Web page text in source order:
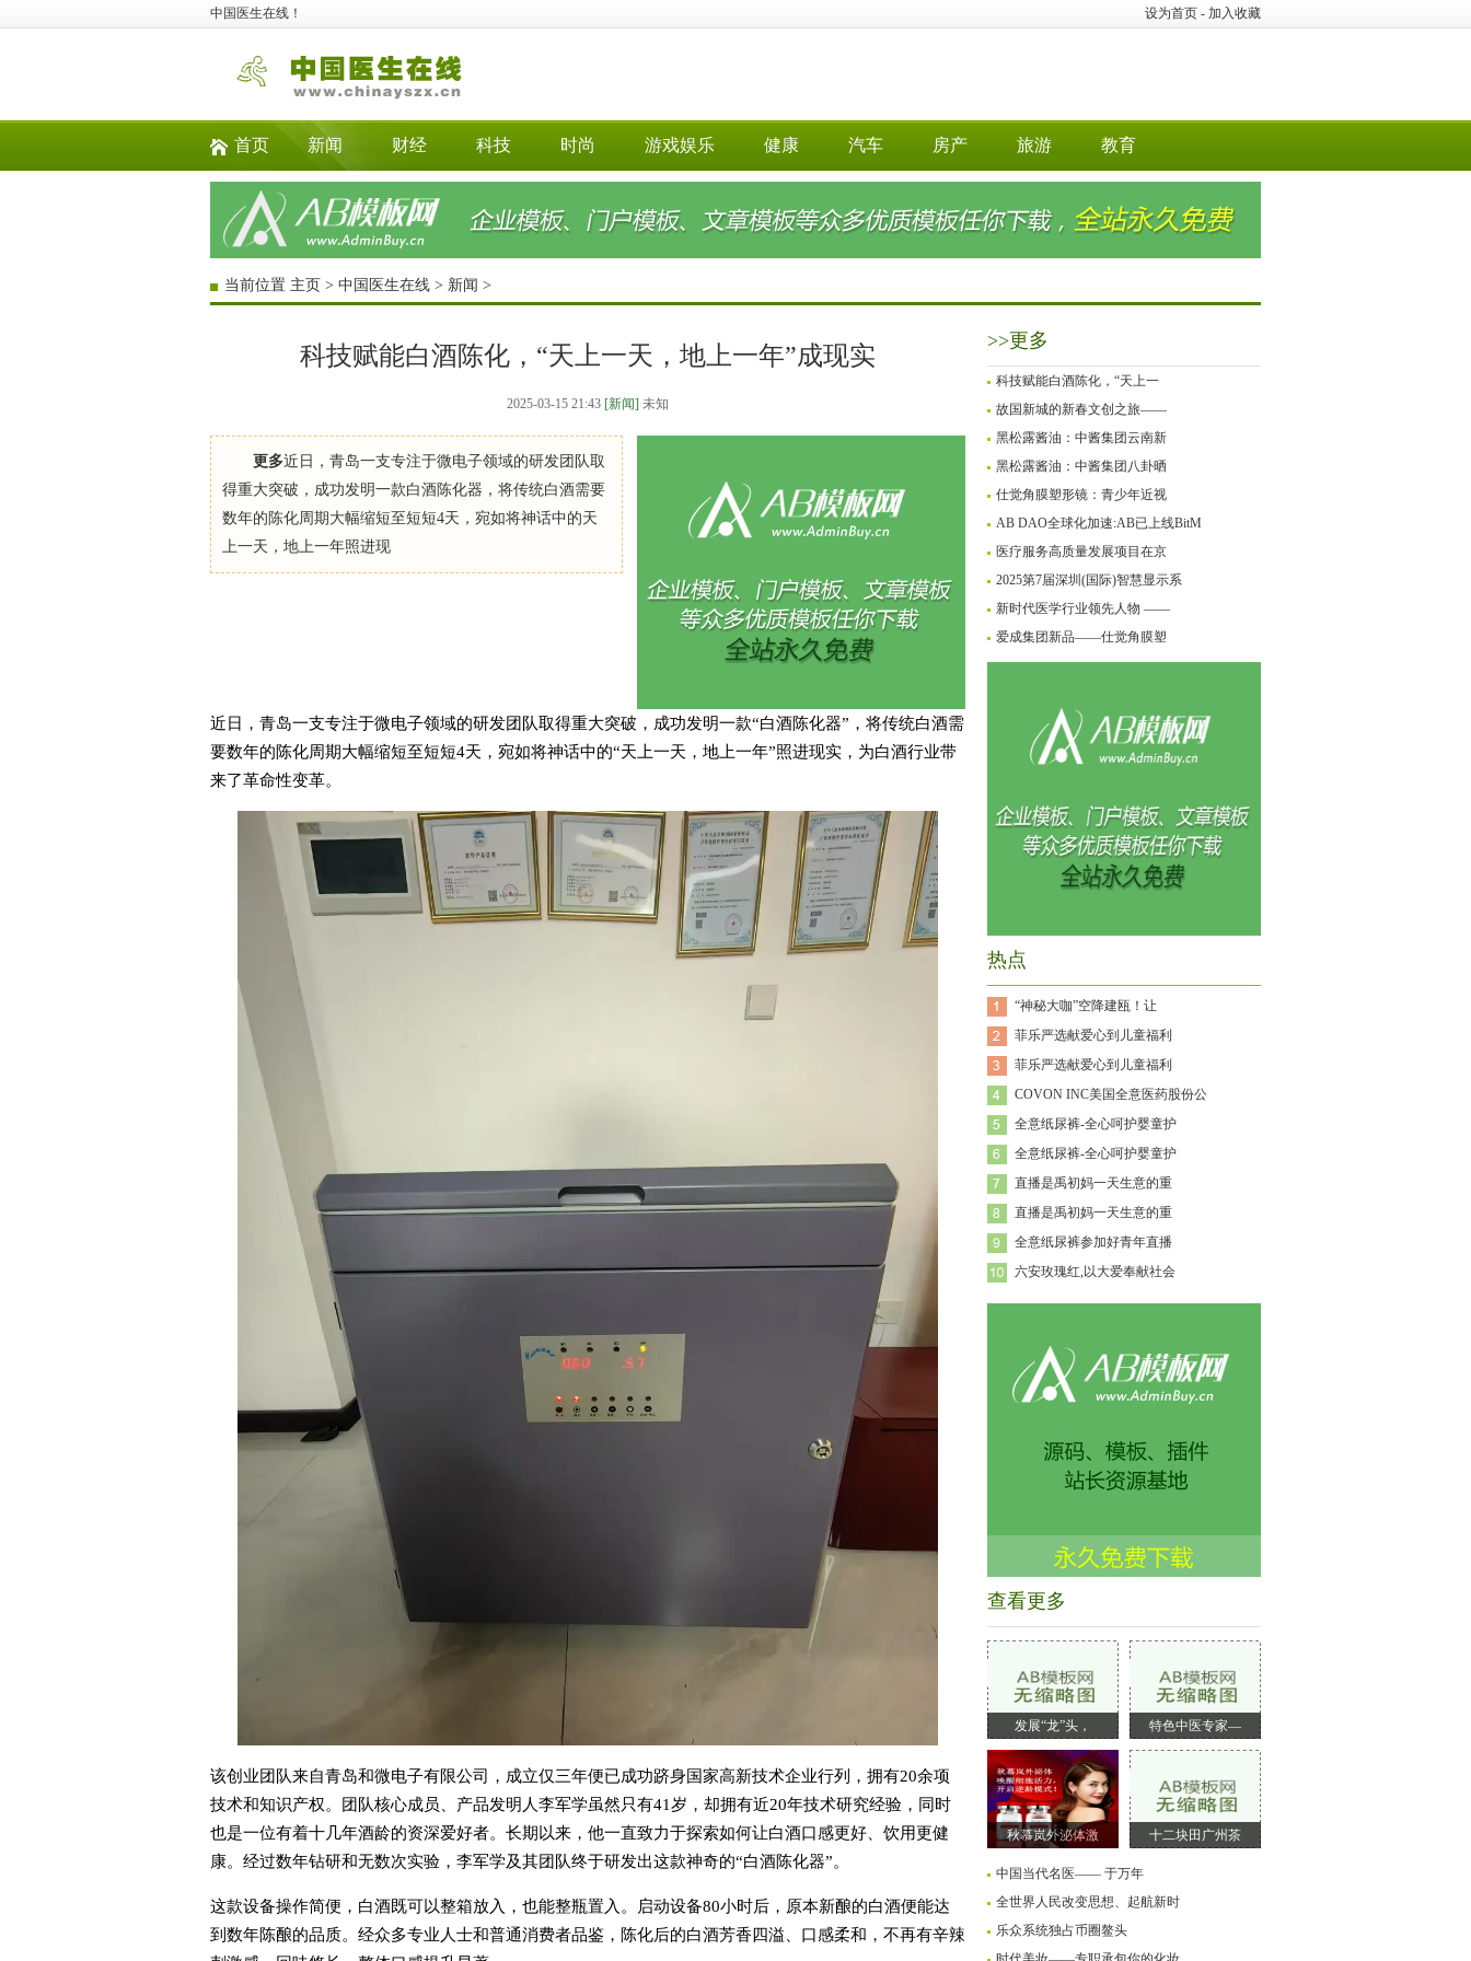
设为首页 - 加入收藏
中国医生在线！
首页 新闻 财经 科技 时尚 游戏娱乐 健康 汽车 房产 旅游 教育
当前位置 主页 > 中国医生在线 > 新闻 >
科技赋能白酒陈化，“天上一天，地上一年”成现实
2025-03-15 21:43 [新闻] 未知
更多近日，青岛一支专注于微电子领域的研发团队取
得重大突破，成功发明一款白酒陈化器，将传统白酒需要
数年的陈化周期大幅缩短至短短4天，宛如将神话中的天
上一天，地上一年照进现
近日，青岛一支专注于微电子领域的研发团队取得重大突破，成功发明一款“白酒陈化器”，将传统白酒需
要数年的陈化周期大幅缩短至短短4天，宛如将神话中的“天上一天，地上一年”照进现实，为白酒行业带
来了革命性变革。
该创业团队来自青岛和微电子有限公司，成立仅三年便已成功跻身国家高新技术企业行列，拥有20余项
技术和知识产权。团队核心成员、产品发明人李军学虽然只有41岁，却拥有近20年技术研究经验，同时
也是一位有着十几年酒龄的资深爱好者。长期以来，他一直致力于探索如何让白酒口感更好、饮用更健
康。经过数年钻研和无数次实验，李军学及其团队终于研发出这款神奇的“白酒陈化器”。
这款设备操作简便，白酒既可以整箱放入，也能整瓶置入。启动设备80小时后，原本新酿的白酒便能达
到数年陈酿的品质。经众多专业人士和普通消费者品鉴，陈化后的白酒芳香四溢、口感柔和，不再有辛辣
>>更多
科技赋能白酒陈化，“天上一
故国新城的新春文创之旅——
黑松露酱油：中酱集团云南新
黑松露酱油：中酱集团八卦晒
仕觉角膜塑形镜：青少年近视
AB DAO全球化加速:AB已上线BitM
医疗服务高质量发展项目在京
2025第7届深圳(国际)智慧显示系
新时代医学行业领先人物 ——
爱成集团新品——仕觉角膜塑
热点
“神秘大咖”空降建瓯！让
菲乐严选献爱心到儿童福利
菲乐严选献爱心到儿童福利
COVON INC美国全意医药股份公
全意纸尿裤-全心呵护婴童护
全意纸尿裤-全心呵护婴童护
直播是禹初妈一天生意的重
直播是禹初妈一天生意的重
全意纸尿裤参加好青年直播
六安玫瑰红,以大爱奉献社会
查看更多
发展“龙”头， 特色中医专家—
秋慕岚外泌体激 十二块田广州茶
中国当代名医—— 于万年
全世界人民改变思想、起航新时
乐众系统独占币圈鳌头